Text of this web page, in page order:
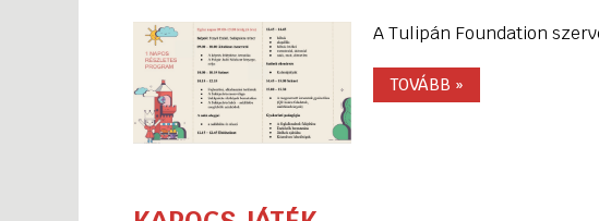
A Tulipán Foundation
TOVÁBB »